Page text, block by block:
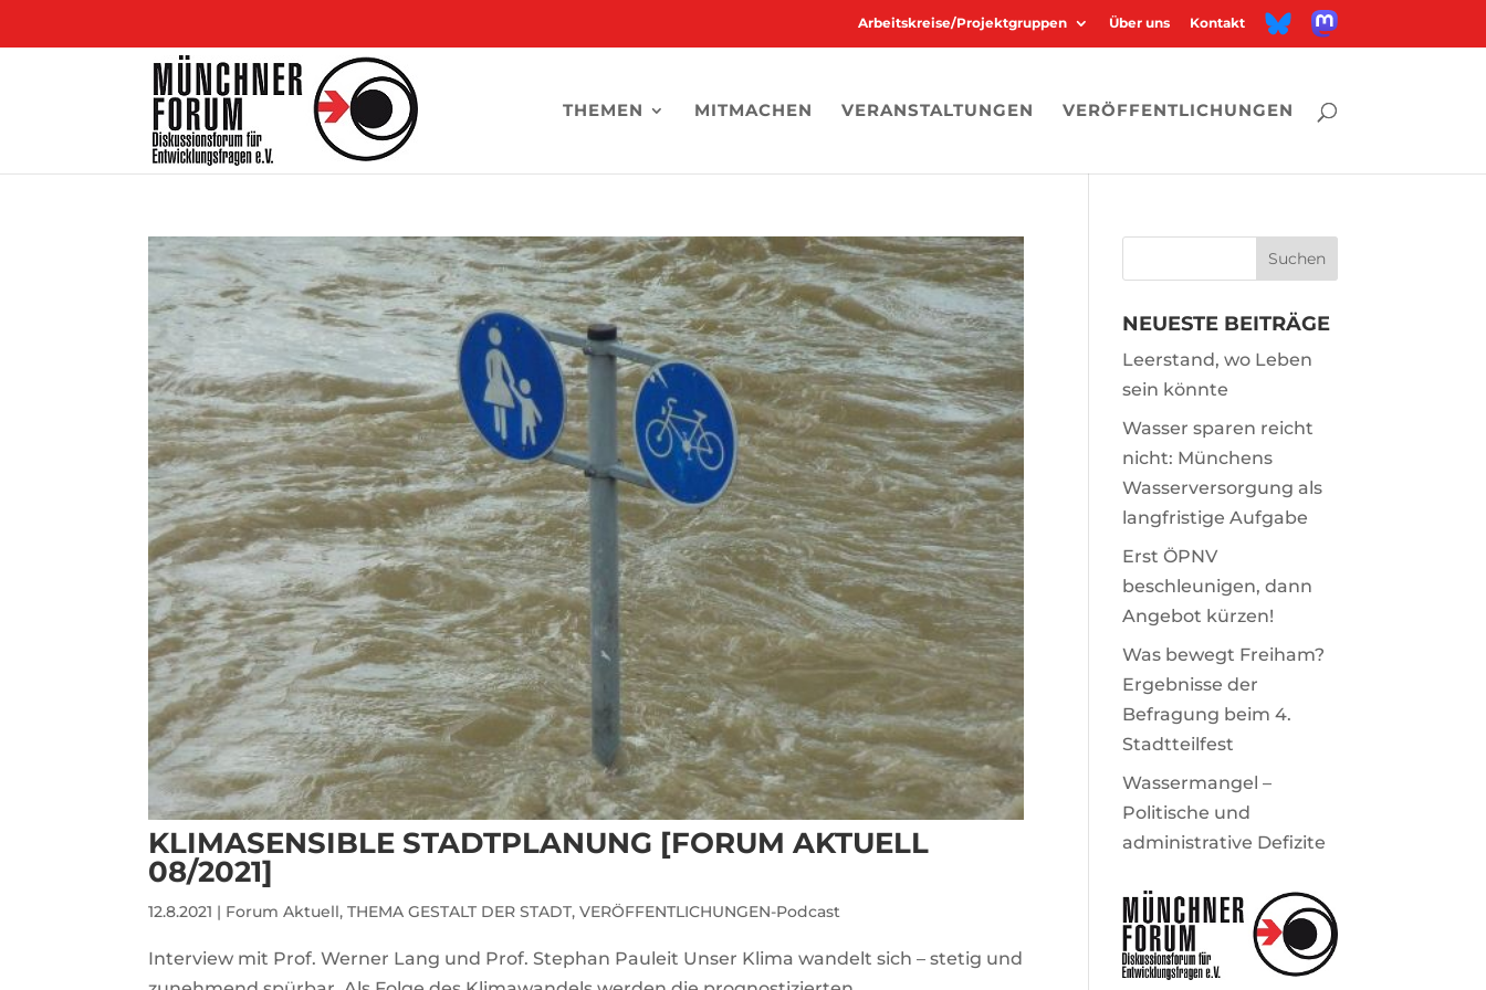
Arbeitskreise/Projektgruppen Über uns Kontakt
B
u
M
a
n
THEMEN MITMACHEN VERANSTALTUNGEN VERÖFFENTLICHUNGEN
KLIMASENSIBLE STADTPLANUNG [FORUM AKTUELL
08/2021]
12.8.2021 | Forum Aktuell,THEMA GESTALT DER STADT,VERÖFFENTLICHUNGEN-Podcast
Interview mit Prof. Werner Lang und Prof. Stephan Pauleit Unser Klima wandelt sich – stetig und
NEUESTE BEITRÄGE
Leerstand, wo Leben
sein könnte
Wasser sparen reicht
nicht: Münchens
Wasserversorgung als
langfristige Aufgabe
Erst ÖPNV
beschleunigen, dann
Angebot kürzen!
Was bewegt Freiham?
Ergebnisse der
Befragung beim 4.
Stadtteilfest
Wassermangel –
Politische und
administrative Defizite